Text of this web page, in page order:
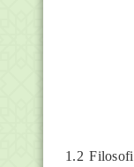
1.2